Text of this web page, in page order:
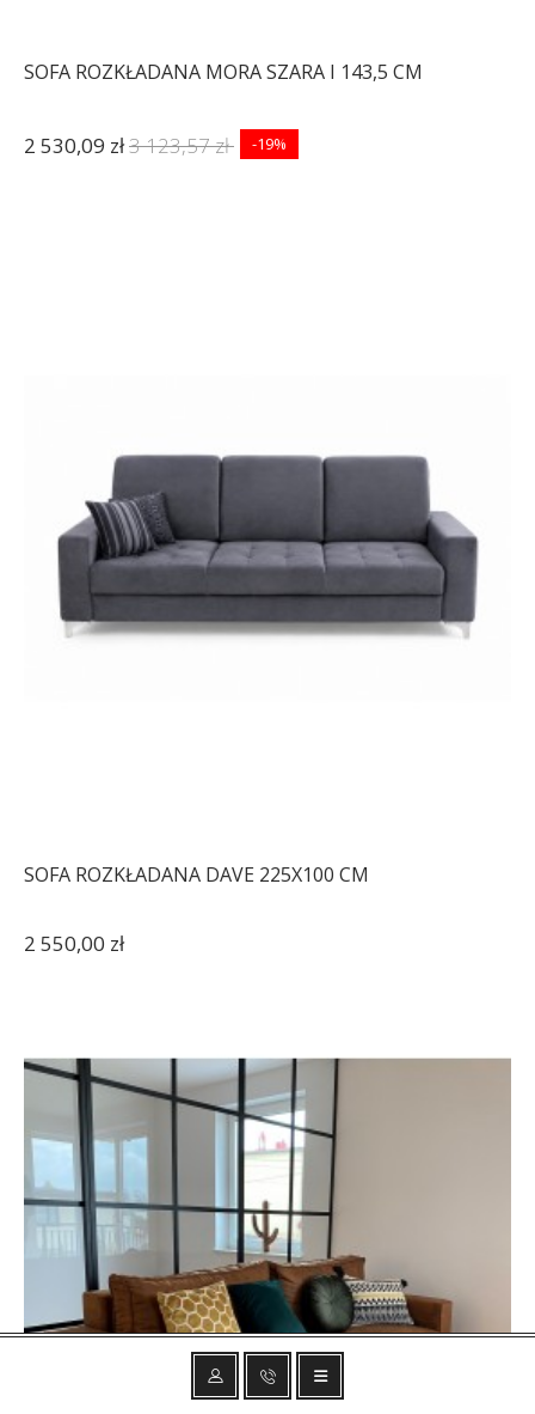
SOFA ROZKŁADANA MORA SZARA I 143,5 CM
2 530,09 zł3 123,57 zł -19%
SOFA ROZKŁADANA DAVE 225X100 CM
2 550,00 zł